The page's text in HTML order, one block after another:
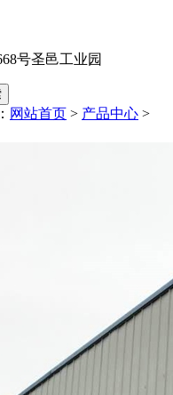
号圣邑工业园
网站首页 > 产品中心 >